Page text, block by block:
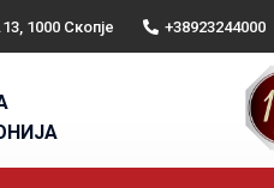
1000 Скопје +38923244000